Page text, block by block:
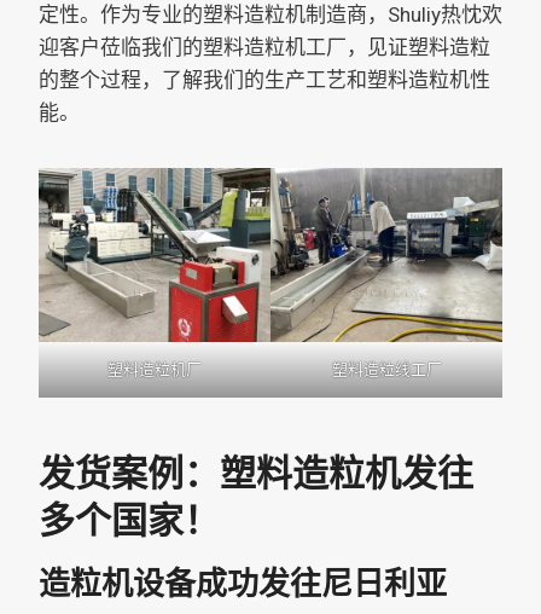
定性。作为专业的塑料造粒机制造商，Shuliy热忱欢
迎客户莅临我们的塑料造粒机工厂，见证塑料造粒
的整个过程，了解我们的生产工艺和塑料造粒机性
能。
塑料造粒机厂 塑料造粒线工厂
发货案例：塑料造粒机发往
多个国家！
造粒机设备成功发往尼日利亚